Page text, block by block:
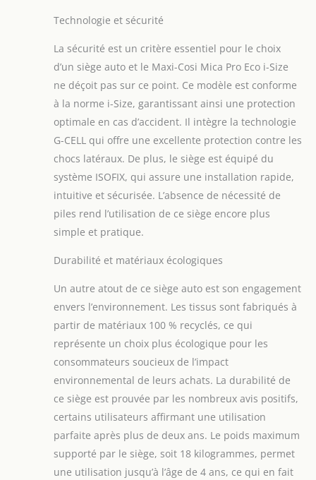
assurer la sécurité de
votre enfant. INSTALLER
FACILEMENT VOTRE
harnais Easy-In porte
bien son nom. Le
harnais de sécurité à 5
points est spécialement
conçu pour vous
permettre d'installer et
de sortir votre tout-petit
de la voiture
% RECYCLÉS : la housse
avec Eco Care,
composée à 100 % de
tissus recyclés. Elle se
retire facilement et est
lavable en machine.
Technologie et sécurité
La sécurité est un critère essentiel pour le choix
d’un siège auto et le Maxi-Cosi Mica Pro Eco i-Size
ne déçoit pas sur ce point. Ce modèle est conforme
à la norme i-Size, garantissant ainsi une protection
optimale en cas d’accident. Il intègre la technologie
G-CELL qui offre une excellente protection contre les
chocs latéraux. De plus, le siège est équipé du
système ISOFIX, qui assure une installation rapide,
intuitive et sécurisée. L’absence de nécessité de
piles rend l’utilisation de ce siège encore plus
simple et pratique.
Durabilité et matériaux écologiques
Un autre atout de ce siège auto est son engagement
envers l’environnement. Les tissus sont fabriqués à
partir de matériaux 100 % recyclés, ce qui
représente un choix plus écologique pour les
consommateurs soucieux de l’impact
environnemental de leurs achats. La durabilité de
ce siège est prouvée par les nombreux avis positifs,
certains utilisateurs affirmant une utilisation
parfaite après plus de deux ans. Le poids maximum
supporté par le siège, soit 18 kilogrammes, permet
une utilisation jusqu’à l’âge de 4 ans, ce qui en fait